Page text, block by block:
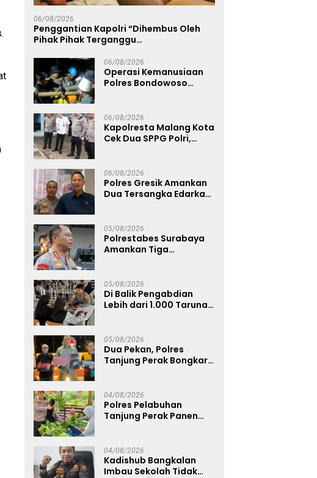
06/08/2026
Penggantian Kapolri “Dihembus Oleh
Pihak Pihak Terganggu
06/08/2026
Operasi Kemanusiaan
Polres Bondowoso
Piramid
06/08/2026
Kapolresta Malang Kota
Cek Dua SPPG Polri,
Pengelolaan Limbah
Berjalan Optimal
06/08/2026
Polres Gresik Amankan
Dua Tersangka Edarkan
05/08/2026
Polrestabes Surabaya
Amankan Tiga
05/08/2026
Di Balik Pengabdian
Lebih dari 1.000 Taruna,
Siswa Sekolah Rakyat
05/08/2026
Dua Pekan, Polres
Tanjung Perak Bongkar
Ekstasi
04/08/2026
Polres Pelabuhan
Tanjung Perak Panen
Ketahanan Pangan
Nasional
04/08/2026
Kadishub Bangkalan
Imbau Sekolah Tidak